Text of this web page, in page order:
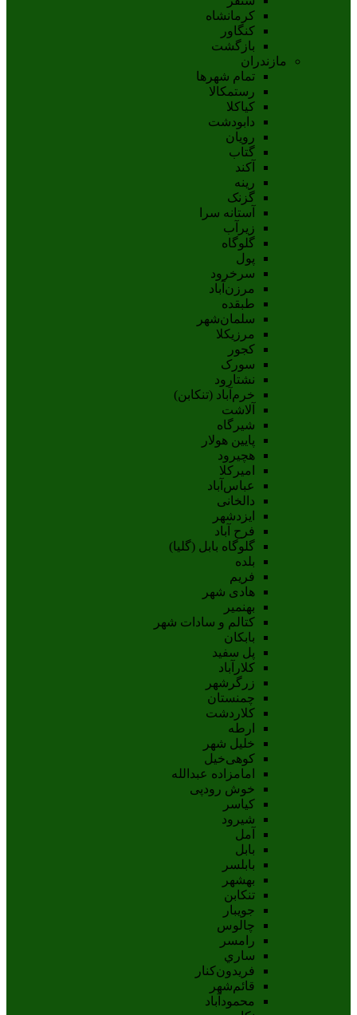
کرمانشاه
کنگاور
بازگشت
مازندران
تمام شهر‌ها
رستمکالا
کیاکلا
دابودشت
رویان
گتاب
آکند
رینه
گزنک
آستانه سرا
زیرآب
گلوگاه
پول
سرخرود
مرزن‌آباد
طبقده
سلمان‌شهر
مرزیکلا
کجور
سورک
نشتارود
خرم‌آباد (تنکابن)
آلاشت
شیرگاه
پایین هولار
هچیرود
امیرکلا
عباس‌آباد
دالخانی
ایزدشهر
فرح آباد
گلوگاه بابل (گلیا)
بلده
فریم
هادی شهر
بهنمیر
کتالم و سادات شهر
بابکان
پل سفید
کلارآباد
زرگرشهر
چمنستان
کلاردشت
ارطه
خلیل شهر
کوهی‌خیل
امامزاده عبدالله
خوش رودپی
کیاسر
شیرود
آمل
بابل
بابلسر
بهشهر
تنکابن
جويبار
چالوس
رامسر
ساري
فريدون‌کنار
قائم‌شهر
محمودآباد